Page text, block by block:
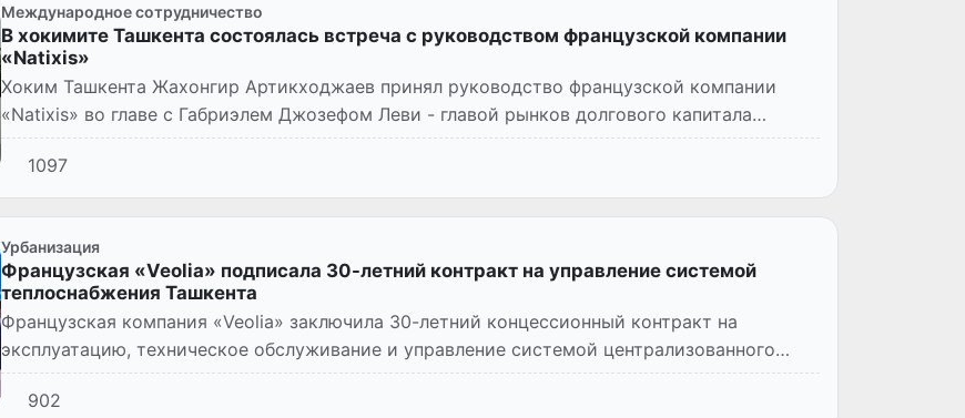
Международное сотрудничество
В хокимите Ташкента состоялась встреча с руководством французской компании
«Natixis»
Хоким Ташкента Жахонгир Артикходжаев принял руководство французской компании
«Natixis» во главе с Габриэлем Джозефом Леви - главой рынков долгового капитала
компании.
1097
Урбанизация
Французская «Veolia» подписала 30-летний контракт на управление системой
теплоснабжения Ташкента
Французская компания «Veolia» заключила 30-летний концессионный контракт на
эксплуатацию, техническое обслуживание и управление системой централизованного
теплоснабжения города Таш...
902